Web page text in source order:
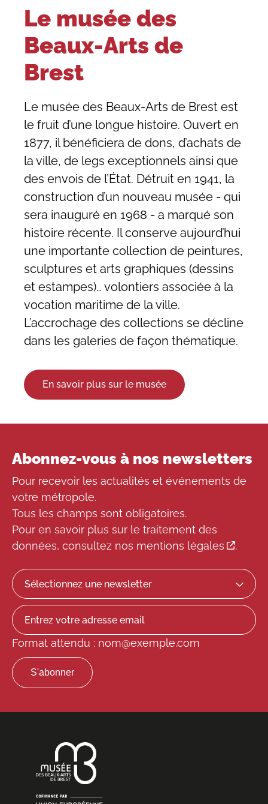
Le musée des
Beaux-Arts de
Brest
Le musée des Beaux-Arts de Brest est
le fruit d’une longue histoire. Ouvert en
1877, il bénéficiera de dons, d’achats de
la ville, de legs exceptionnels ainsi que
des envois de l’État. Détruit en 1941, la
construction d’un nouveau musée - qui
sera inauguré en 1968 - a marqué son
histoire récente. Il conserve aujourd’hui
une importante collection de peintures,
sculptures et arts graphiques (dessins
et estampes)… volontiers associée à la
vocation maritime de la ville.
L’accrochage des collections se décline
dans les galeries de façon thématique.
En savoir plus sur le musée
Abonnez-vous à nos newsletters
Pour recevoir les actualités et événements de
votre métropole.
Tous les champs sont obligatoires.
Pour en savoir plus sur le traitement des
données, consultez nos mentions légales .
Format attendu : nom@exemple.com